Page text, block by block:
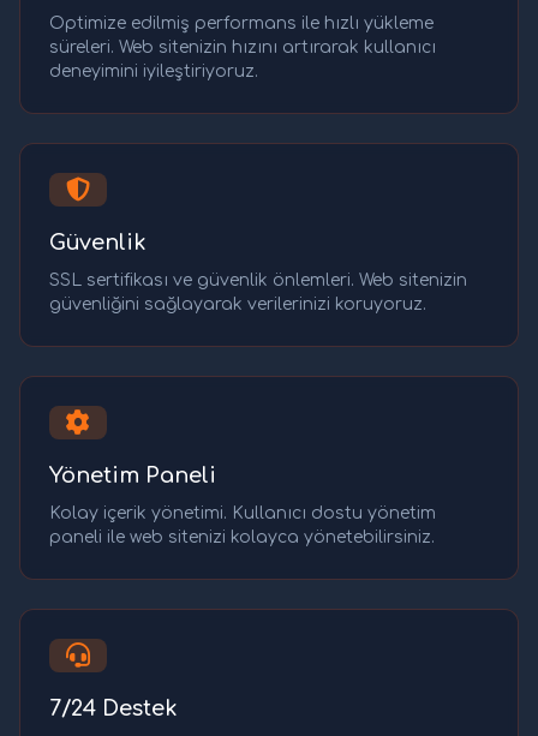
Optimize edilmiş performans ile hızlı yükleme
süreleri. Web sitenizin hızını artırarak kullanıcı
deneyimini iyileştiriyoruz.
Güvenlik
SSL sertifikası ve güvenlik önlemleri. Web sitenizin
güvenliğini sağlayarak verilerinizi koruyoruz.
Yönetim Paneli
Kolay içerik yönetimi. Kullanıcı dostu yönetim
paneli ile web sitenizi kolayca yönetebilirsiniz.
7/24 Destek